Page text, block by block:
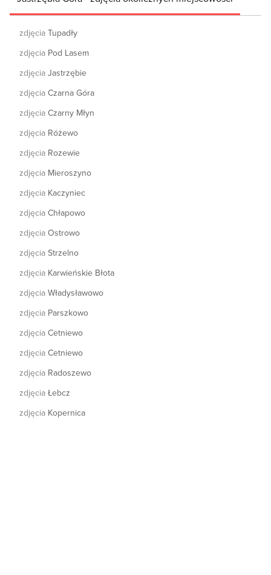
zdjęcia Tupadły
zdjęcia Pod Lasem
zdjęcia Jastrzębie
zdjęcia Czarna Góra
zdjęcia Czarny Młyn
zdjęcia Różewo
zdjęcia Rozewie
zdjęcia Mieroszyno
zdjęcia Kaczyniec
zdjęcia Chłapowo
zdjęcia Ostrowo
zdjęcia Strzelno
zdjęcia Karwieńskie Błota
zdjęcia Władysławowo
zdjęcia Parszkowo
zdjęcia Cetniewo
zdjęcia Cetniewo
zdjęcia Radoszewo
zdjęcia Łebcz
zdjęcia Kopernica